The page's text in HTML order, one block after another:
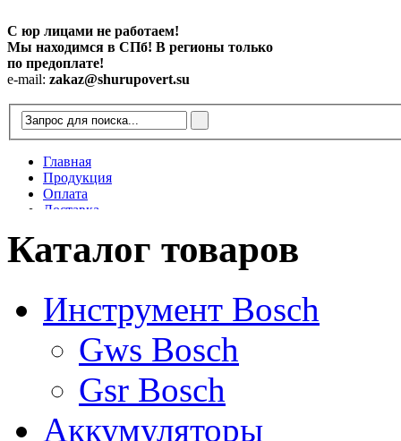
С юр лицами не работаем!
Мы находимся в СПб! В регионы только
по предоплате!
e-mail: zakaz@shurupovert.su
Главная
Продукция
Оплата
Доставка
Статьи
Каталог товаров
Инструмент Bosch
Gws Bosch
Gsr Bosch
Аккумуляторы